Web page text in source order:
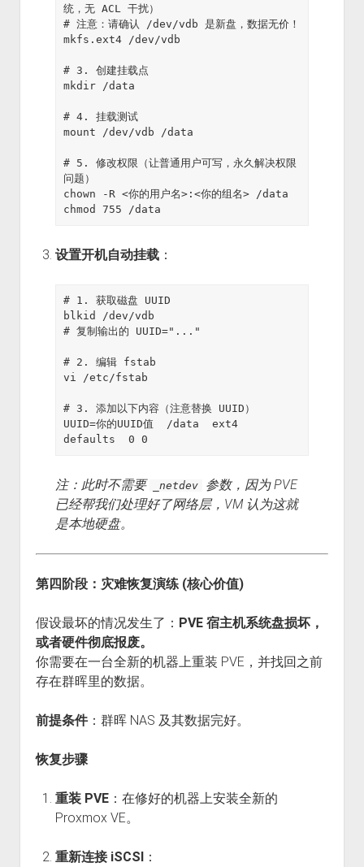
统，无 ACL 干扰）
# 注意：请确认 /dev/vdb 是新盘，数据无价！
mkfs.ext4 /dev/vdb
# 3. 创建挂载点
mkdir /data
# 4. 挂载测试
mount /dev/vdb /data
# 5. 修改权限（让普通用户可写，永久解决权限
问题）
chown -R <你的用户名>:<你的组名> /data
设置开机自动挂载：
# 1. 获取磁盘 UUID
blkid /dev/vdb
# 复制输出的 UUID="..."
# 2. 编辑 fstab
vi /etc/fstab
# 3. 添加以下内容（注意替换 UUID）
UUID=你的UUID值  /data  ext4
注：此时不需要 _netdev
参数，因为 PVE
已经帮我们处理好了网络层，VM 认为这就
是本地硬盘。
第四阶段：灾难恢复演练 (核心价值)
假设最坏的情况发生了： PVE 宿主机系统盘损坏，
或者硬件彻底报废。
你需要在一台全新的机器上重装 PVE，并找回之前
存在群晖里的数据。
前提条件：群晖 NAS 及其数据完好。
恢复步骤
重装 PVE：在修好的机器上安装全新的
Proxmox VE。
重新连接 iSCSI：